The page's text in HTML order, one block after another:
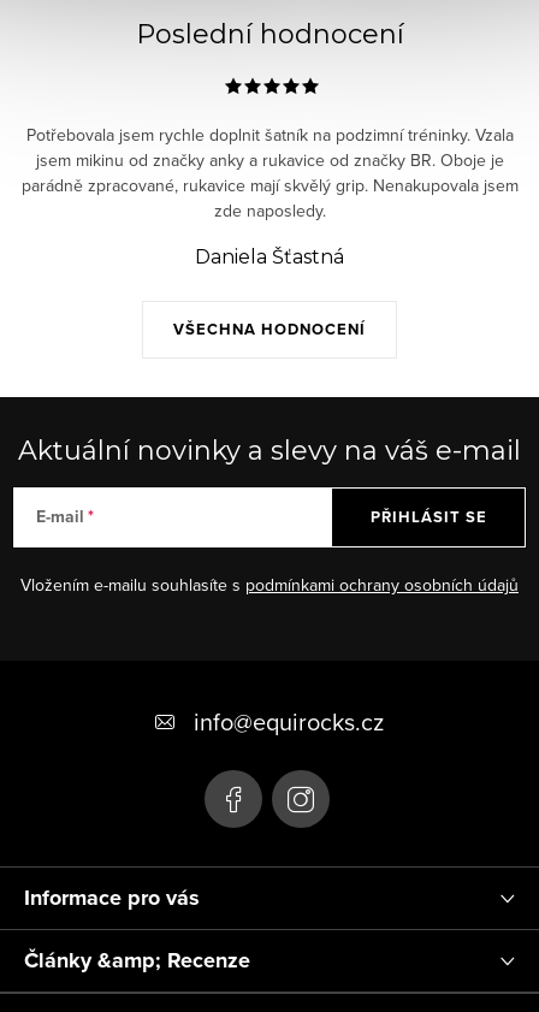
Poslední hodnocení
VŠECHNA HODNOCENÍ
Potřebovala jsem rychle doplnit šatník na podzimní tréninky. Vzala
jsem mikinu od značky anky a rukavice od značky BR. Oboje je
parádně zpracované, rukavice mají skvělý grip. Nenakupovala jsem
zde naposledy.
Daniela Šťastná
Aktuální novinky a slevy na váš e-mail
E-mail
Vložením e-mailu souhlasíte s podmínkami ochrany osobních údajů
PŘIHLÁSIT SE
í
info@equirocks.cz
Informace pro vás
Články &amp; Recenze